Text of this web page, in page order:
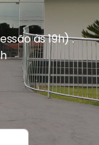
às 19h) .